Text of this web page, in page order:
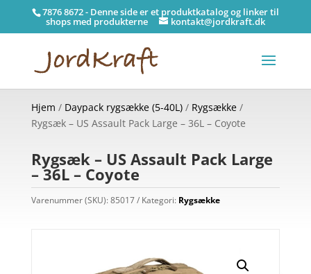
7876 8672 - Denne side er et produktkatalog og linker til
shops med produkterne kontakt@jordkraft.dk
Hjem / Daypack rygsække (5-40L)/ Rygsække/
Rygsæk – US Assault Pack Large – 36L – Coyote
Rygsæk – US Assault Pack Large
– 36L – Coyote
Varenummer (SKU):85017 Kategori: Rygsække